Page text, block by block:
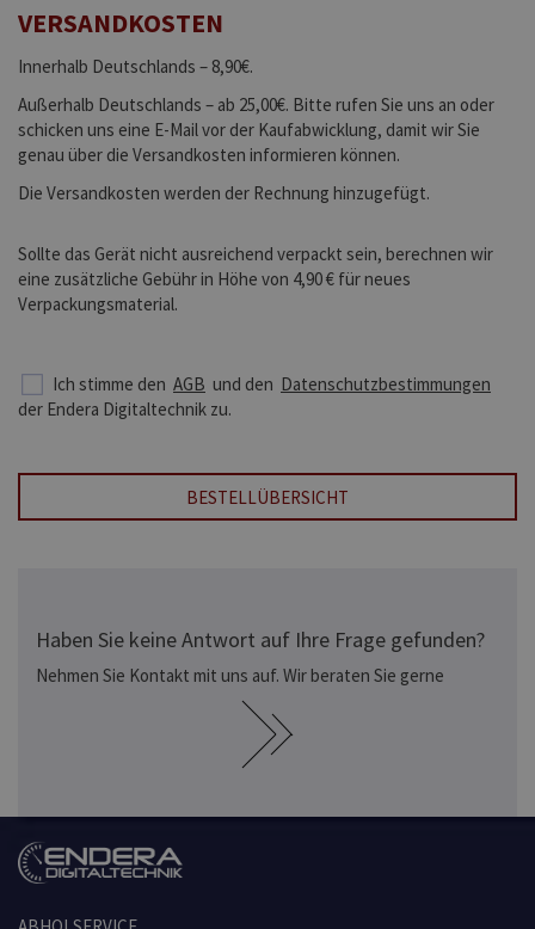
VERSANDKOSTEN
Innerhalb Deutschlands – 8,90€.
Außerhalb Deutschlands – ab 25,00€. Bitte rufen Sie uns an oder
schicken uns eine E-Mail vor der Kaufabwicklung, damit wir Sie
genau über die Versandkosten informieren können.
Die Versandkosten werden der Rechnung hinzugefügt.
Sollte das Gerät nicht ausreichend verpackt sein, berechnen wir
eine zusätzliche Gebühr in Höhe von 4,90 € für neues
Verpackungsmaterial.
Ich stimme den AGB und den Datenschutzbestimmungen
der Endera Digitaltechnik zu.
BESTELLÜBERSICHT
Haben Sie keine Antwort auf Ihre Frage gefunden?
Nehmen Sie Kontakt mit uns auf. Wir beraten Sie gerne